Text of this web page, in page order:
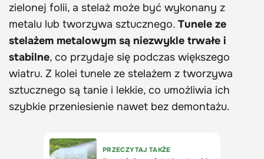
zielonej folii, a stelaż może być wykonany z
metalu lub tworzywa sztucznego. Tunele ze
stelażem metalowym są niezwykle trwałe i
stabilne, co przydaje się podczas większego
wiatru. Z kolei tunele ze stelażem z tworzywa
sztucznego są tanie i lekkie, co umożliwia ich
szybkie przeniesienie nawet bez demontażu.